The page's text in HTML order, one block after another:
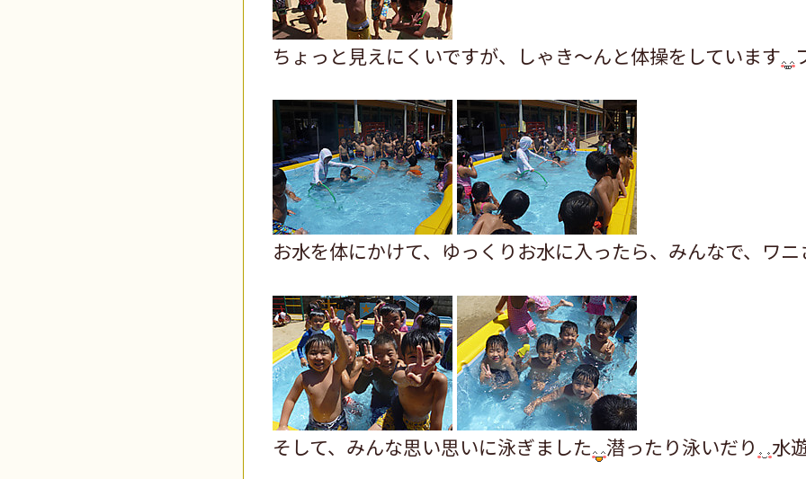
ちょっと見えにくいですが、しゃき～んと体操をしています
お水を体にかけて、ゆっくりお水に入ったら、みんなで、ワ
そして、みんな思い思いに泳ぎました 潜ったり泳いだり 水